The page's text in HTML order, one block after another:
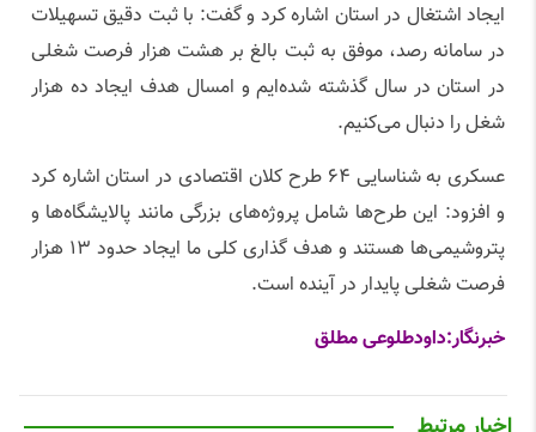
ایجاد اشتغال در استان اشاره کرد و گفت: با ثبت دقیق تسهیلات
در سامانه رصد، موفق به ثبت بالغ بر هشت هزار فرصت شغلی
در استان در سال گذشته شده‌ایم و امسال هدف ایجاد ده هزار
شغل را دنبال می‌کنیم.
عسکری به شناسایی ۶۴ طرح کلان اقتصادی در استان اشاره کرد
و افزود: این طرح‌ها شامل پروژه‌های بزرگی مانند پالایشگاه‌ها و
پتروشیمی‌ها هستند و هدف گذاری کلی ما ایجاد حدود ۱۳ هزار
فرصت شغلی پایدار در آینده است.
خبرنگار:داودطلوعی مطلق